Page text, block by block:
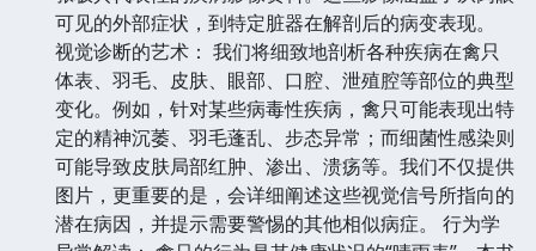
可见的外部症状，到特定脏器在解剖后的病变表现。
视觉诊断的艺术： 我们将细致地剖析各种疾病在禽只
体表、羽毛、皮肤、眼部、口腔、泄殖腔等部位的典型
变化。例如，针对某些病毒性疾病，禽只可能表现出特
定的精神沉萎、羽毛蓬乱、步态异常；而细菌性感染则
可能导致皮肤局部红肿、渗出、溃疡等。我们不仅提供
图片，更重要的是，会详细阐述这些视觉信号所指向的
潜在病因，并提示需要警惕的其他相似病症。 行为学